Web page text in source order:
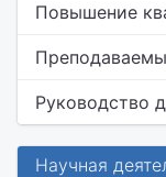
Повышение
Руководство
Научная